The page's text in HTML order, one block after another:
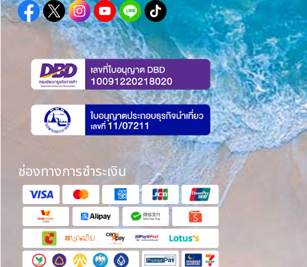
ช่องทางการชำระเงิน